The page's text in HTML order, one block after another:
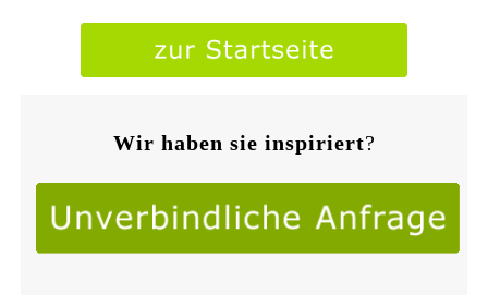
Wir haben sie inspiriert?